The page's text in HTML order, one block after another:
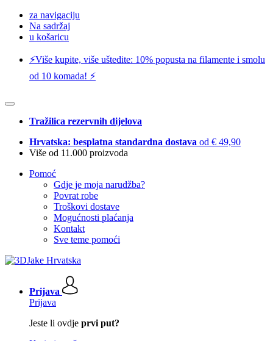
za navigaciju
Na sadržaj
u košaricu
⚡️Više kupite, više uštedite: 10% popusta na filamente i smolu
od 10 komada! ⚡️
Tražilica rezervnih dijelova
Hrvatska: besplatna standardna dostava od € 49,90
Više od 11.000 proizvoda
Pomoć
Gdje je moja narudžba?
Povrat robe
Troškovi dostave
Mogućnosti plaćanja
Kontakt
Sve teme pomoći
Prijava
Prijava
Jeste li ovdje prvi put?